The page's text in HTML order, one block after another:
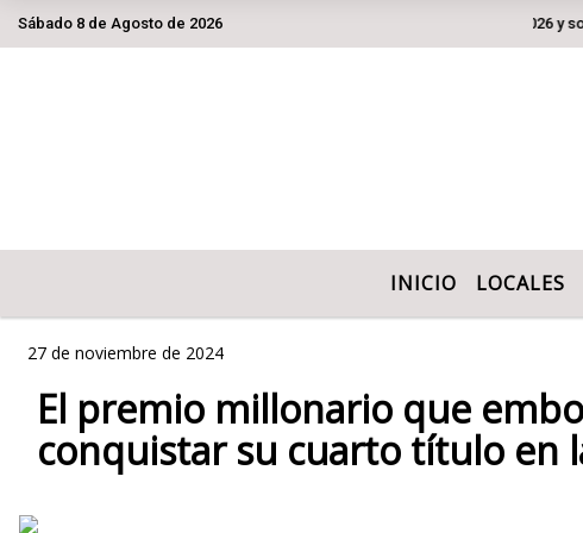
Sábado 8 de Agosto de 2026 Hoy es Sábado 8 de Agosto de 2026 y son las
INICIO LOCALES
27 de noviembre de 2024
El premio millonario que
conquistar su cuarto título en